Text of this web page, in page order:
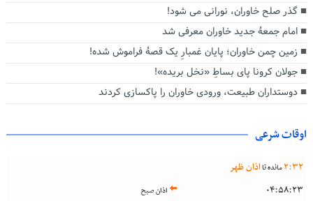
گذر صلح خاوران، نورانی می شود!
امام جمعۀ جدید خاوران معرفی شد
زمین چمن خاوران؛ پایان غمبارِ یک قصۀ فراموش شده!
جولان کرونا پای بساطِ «نخل بریده»!
دوستداران طبیعت، ورودی خاوران را پاکسازی کردند
اوقات شرعی
2:32 مانده تااذان ظهر
04:58:23
اذان صبح